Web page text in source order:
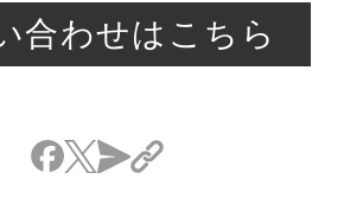
合わせはこちら